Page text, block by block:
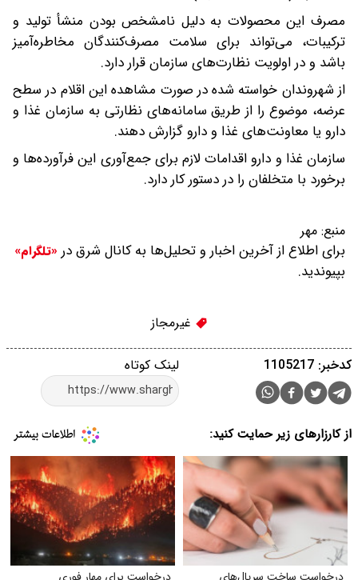
مصرف این محصولات به دلیل نامشخص بودن منشأ تولید و
ترکیبات، می‌تواند برای سلامت مصرف‌کنندگان مخاطره‌آمیز
باشد و در اولویت نظارت‌های سازمان قرار دارد.
از شهروندان خواسته شده در صورت مشاهده این اقلام در سطح
عرضه، موضوع را از طریق سامانه‌های نظارتی به سازمان غذا و
دارو یا معاونت‌های غذا و دارو گزارش دهند.
سازمان غذا و دارو اقدامات لازم برای جمع‌آوری این فرآورده‌ها و
برخورد با متخلفان را در دستور کار دارد.
منبع: مهر
برای اطلاع از آخرین اخبار و تحلیل‌ها به کانال شرق در «تلگرام»
بپیوندید.
غیرمجاز
لینک کوتاه کدخبر: 1105217
از کارزارهای زیر حمایت کنید: